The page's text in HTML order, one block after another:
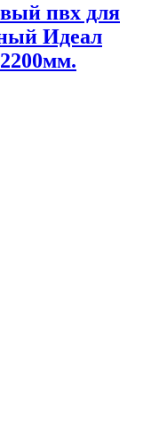
пвх для
Идеал